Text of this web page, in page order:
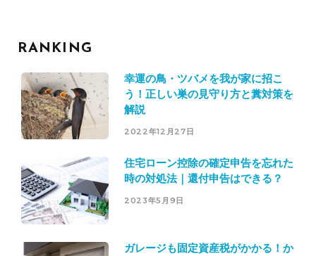
RANKING
幸運の鳥・ツバメを我が家に招こ
う！正しい巣の見守り方と糞対策を
解説
2022年12月27日
住宅ローン控除の確定申告を忘れた
時の対処法｜還付申告はできる？
2023年5月9日
ガレージも固定資産税がかかる！か